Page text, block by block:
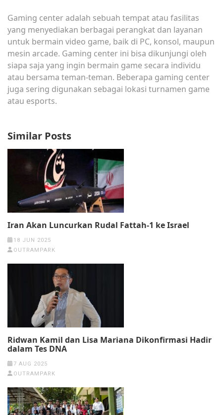
Gaming center adalah sebuah tempat atau fasilitas
yang menyediakan berbagai perangkat dan layanan
untuk bermain video game, baik di PC, konsol, maupun
mesin arcade. Gaming center ini bisa dikunjungi oleh
siapa saja yang ingin bermain game secara individu
atau bersama teman-teman. Beberapa gaming center
juga sering digunakan sebagai lokasi turnamen game
atau esports.
Similar Posts
Iran Akan Luncurkan Rudal Fattah-1 ke Israel
18 JUN 2025
OUTRAMPARK
Ridwan Kamil dan Lisa Mariana Dikonfirmasi Hadir
dalam Tes DNA
7 AUG 2025
OUTRAMPARK